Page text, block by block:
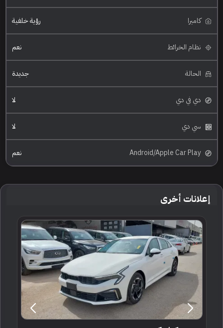
كاميرا رؤية خلفية
نظام الخرائط نعم
الحالة جديدة
دي في دي لا
سي دي لا
Android/Apple Car Play نعم
إعلانات أخرى